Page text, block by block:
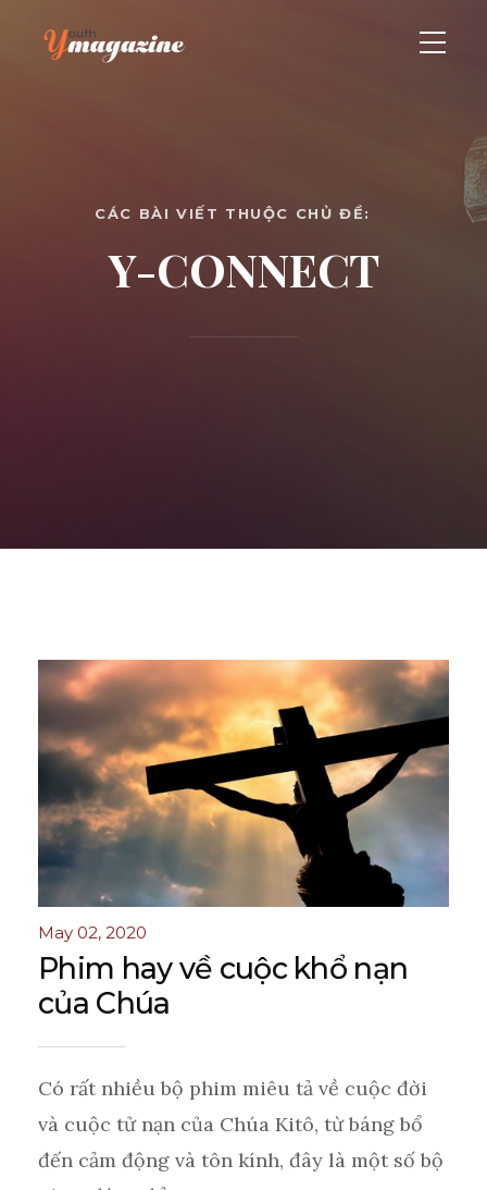
CÁC BÀI VIẾT THUỘC CHỦ ĐỀ:
Y-CONNECT
May 02, 2020
Phim hay về cuộc khổ nạn
của Chúa
Có rất nhiều bộ phim miêu tả về cuộc đời
và cuộc tử nạn của Chúa Kitô, từ báng bổ
đến cảm động và tôn kính, đây là một số bộ